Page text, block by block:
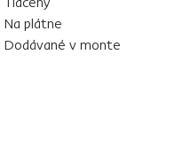
Na plátne
Dodávané v monte